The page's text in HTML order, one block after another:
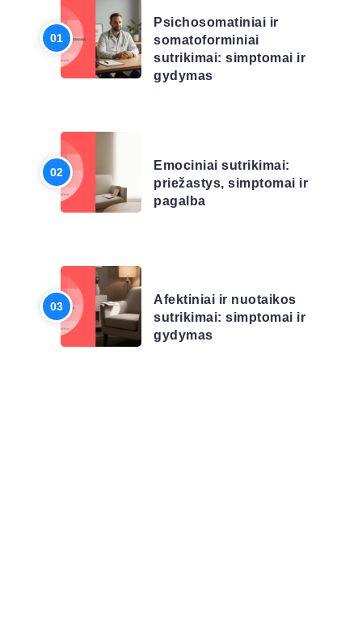
Psichosomatiniai ir
somatoforminiai
sutrikimai: simptomai ir
gydymas
Emociniai sutrikimai:
priežastys, simptomai ir
pagalba
Afektiniai ir nuotaikos
sutrikimai: simptomai ir
gydymas